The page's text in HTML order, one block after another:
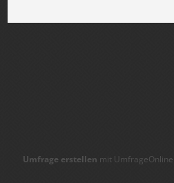
Umfrage erstellen mit